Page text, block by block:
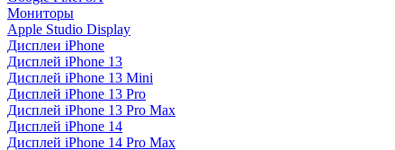
Мониторы
Apple Studio Display
Дисплеи iPhone
Дисплей iPhone 13
Дисплей iPhone 13 Mini
Дисплей iPhone 13 Pro
Дисплей iPhone 13 Pro Max
Дисплей iPhone 14
Дисплей iPhone 14 Pro Max